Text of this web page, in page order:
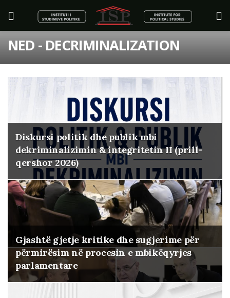
NED - DECRIMINALIZATION
Diskursi politik dhe publik mbi
dekriminalizimin & integritetin II (prill-
qershor 2026)
Gjashtë gjetje kritike dhe sugjerime për
përmirësim në procesin e mbikëqyrjes
parlamentare